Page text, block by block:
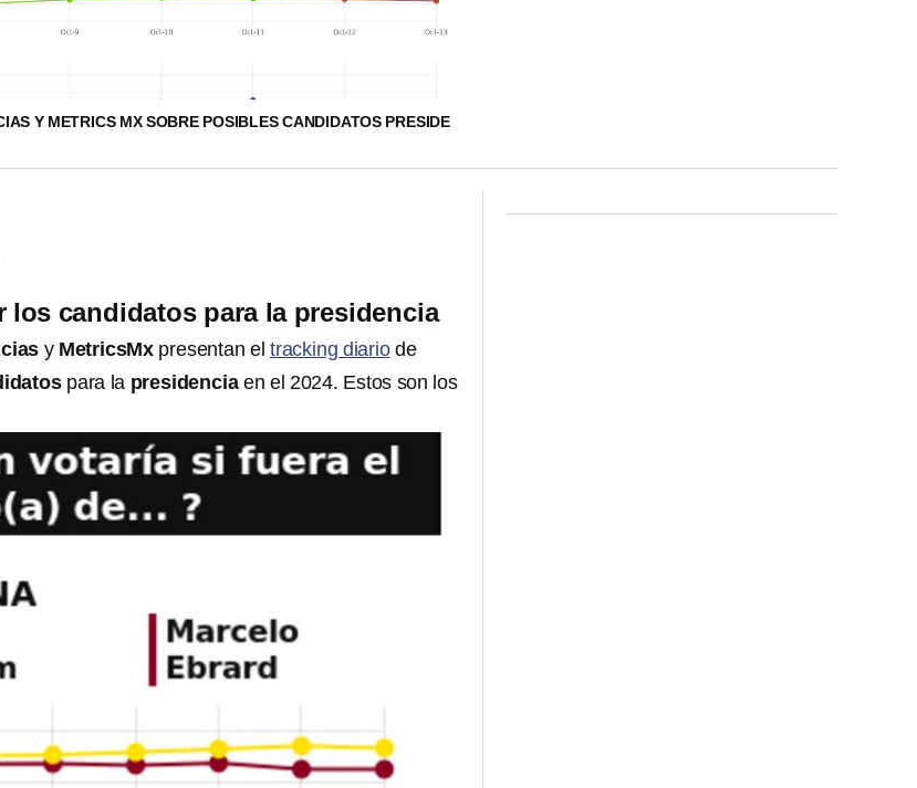
Y METRICS MX SOBRE POSIBLES CANDIDATOS PRESIDE
los candidatos para la presidencia
y MetricsMx presentan eltracking diariode
para la presidenciaen el 2024. Estos son los